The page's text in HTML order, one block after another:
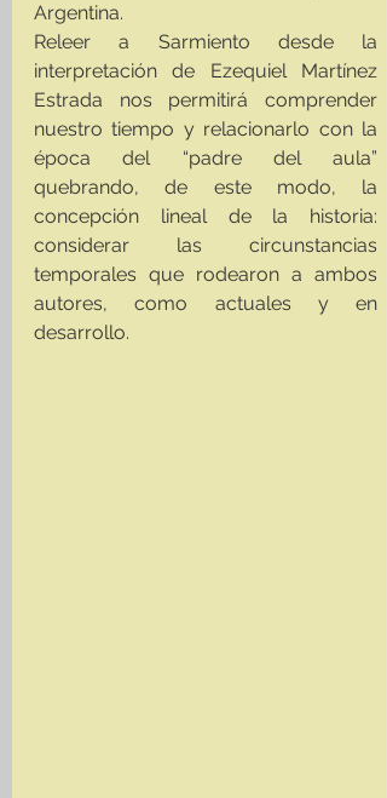
Argentina.
Releer a Sarmiento desde la
interpretación de Ezequiel Martínez
Estrada nos permitirá comprender
nuestro tiempo y relacionarlo con la
época del “padre del aula”
quebrando, de este modo, la
concepción lineal de la historia:
considerar las circunstancias
temporales que rodearon a ambos
autores, como actuales y en
desarrollo.